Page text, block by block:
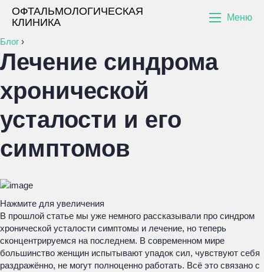
ОФТАЛЬМОЛОГИЧЕСКАЯ
КЛИНИКА
Меню
Блог ›
Лечение синдрома
хронической
усталости и его
симптомов
Нажмите для увеличения
В прошлой статье мы уже немного рассказывали про синдром
хронической усталости симптомы и лечение, но теперь
сконцентрируемся на последнем. В современном мире
большинство женщин испытывают упадок сил, чувствуют себя
раздражённо, не могут полноценно работать. Всё это связано с